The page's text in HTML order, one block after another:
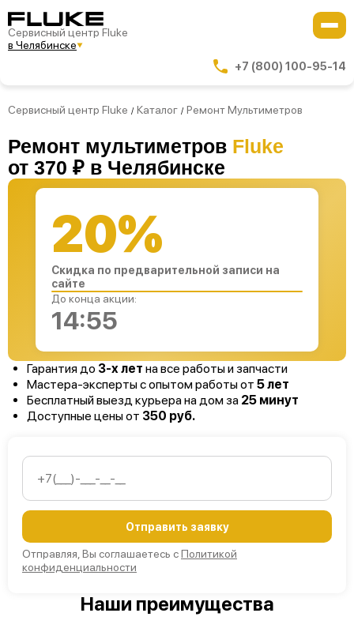
Сервисный центр Fluke
в Челябинске
+7 (800) 100-95-14
Сервисный центр Fluke / Каталог / Ремонт Мультиметров
Ремонт мультиметров Fluke
от 370 ₽ в Челябинске
Гарантия до 3-х лет на все работы и запчасти
Мастера-эксперты с опытом работы от 5 лет
Бесплатный выезд курьера на дом за 25 минут
Доступные цены от 350 руб.
Отправить заявку
Отправляя, Вы соглашаетесь сПолитикой
конфиденциальности
20%
Скидка по предварительной записи на
сайте
До конца акции:
14:54
Наши преимущества